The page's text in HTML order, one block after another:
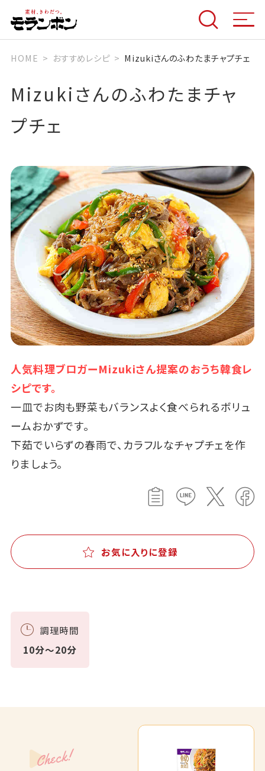
HOME おすすめレシピ Mizukiさんのふわたまチャプチェ
Mizukiさんのふわたまチャ
プチェ
人気料理ブロガーMizukiさん提案のおうち韓食レ
シピです。
一皿でお肉も野菜もバランスよく食べられるボリュ
ームおかずです。
下茹でいらずの春雨で、カラフルなチャプチェを作
りましょう。
お気に入りに登録
調理時間
10分～20分
Check!